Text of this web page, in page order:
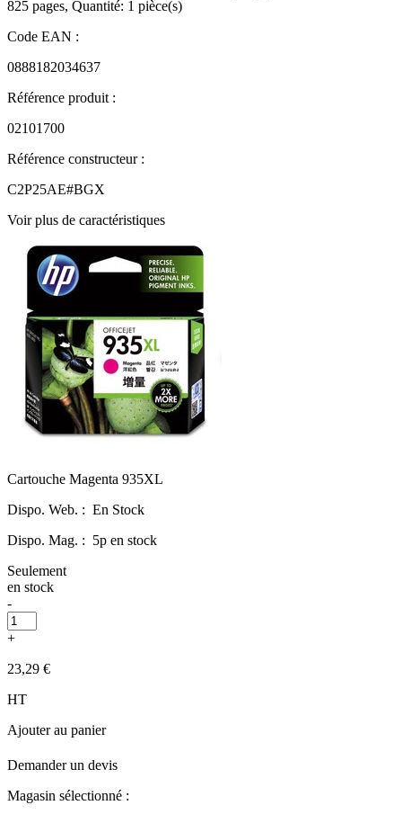
825 pages, Quantité: 1 pièce(s)
Code EAN :
0888182034637
Référence produit :
02101700
Référence constructeur :
C2P25AE#BGX
Voir plus de caractéristiques
Cartouche Magenta 935XL
Dispo. Web. : En Stock
Dispo. Mag. : 5p en stock
Seulement
en stock
-
+
23,29 €
HT
Ajouter au panier
Demander un devis
Magasin sélectionné :